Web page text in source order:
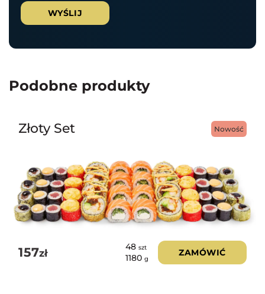
Podobne produkty
Nowość
Złoty Set
157zł
48 szt
1180 g
ZAMÓWIĆ